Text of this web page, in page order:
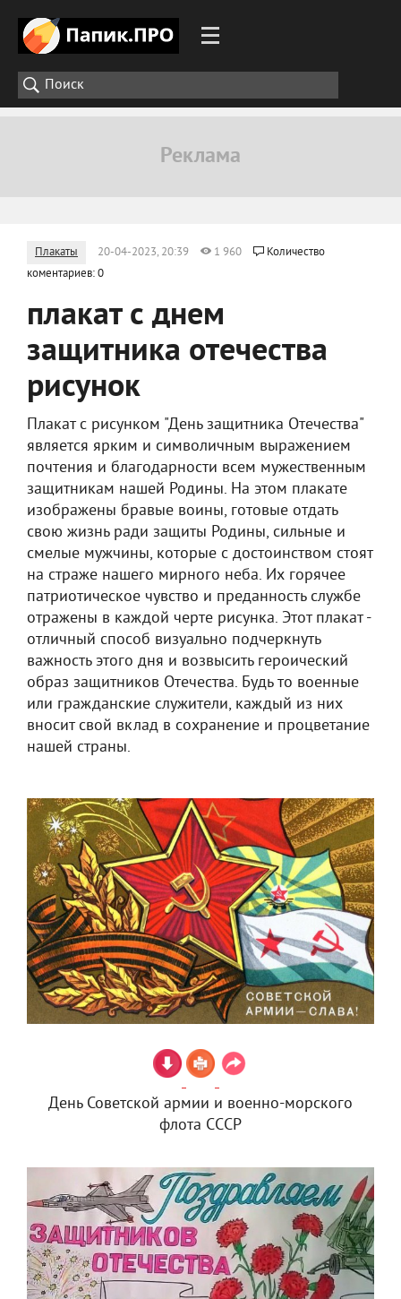
Плакаты 20-04-2023, 20:39 1 960
Количество
коментариев: 0
плакат с днем
защитника отечества
рисунок
Плакат с рисунком "День защитника Отечества"
является ярким и символичным выражением
почтения и благодарности всем мужественным
защитникам нашей Родины. На этом плакате
изображены бравые воины, готовые отдать
свою жизнь ради защиты Родины, сильные и
смелые мужчины, которые с достоинством стоят
на страже нашего мирного неба. Их горячее
патриотическое чувство и преданность службе
отражены в каждой черте рисунка. Этот плакат -
отличный способ визуально подчеркнуть
важность этого дня и возвысить героический
образ защитников Отечества. Будь то военные
или гражданские служители, каждый из них
вносит свой вклад в сохранение и процветание
нашей страны.
День Советской армии и военно-морского
флота СССР